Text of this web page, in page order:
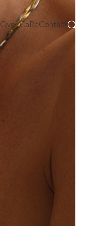
Over CaRéContact